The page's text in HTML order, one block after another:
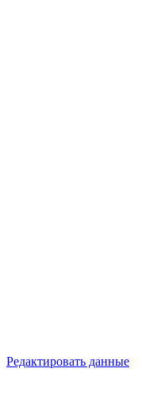
Редактировать данные